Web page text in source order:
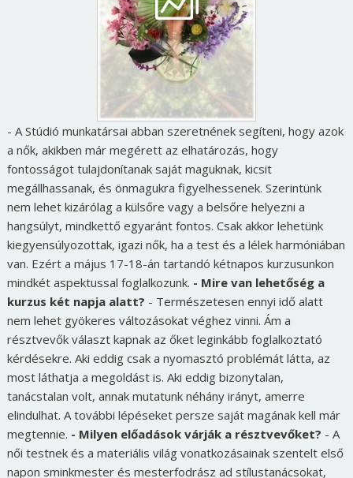
- A Stúdió munkatársai abban szeretnének segíteni, hogy azok
a nők, akikben már megérett az elhatározás, hogy
fontosságot tulajdonítanak saját maguknak, kicsit
megállhassanak, és önmagukra figyelhessenek. Szerintünk
nem lehet kizárólag a külsőre vagy a belsőre helyezni a
hangsúlyt, mindkettő egyaránt fontos. Csak akkor lehetünk
kiegyensúlyozottak, igazi nők, ha a test és a lélek harmóniában
van. Ezért a május 17-18-án tartandó kétnapos kurzusunkon
mindkét aspektussal foglalkozunk. - Mire van lehetőség a
kurzus két napja alatt? - Természetesen ennyi idő alatt
nem lehet gyökeres változásokat véghez vinni. Ám a
résztvevők választ kapnak az őket leginkább foglalkoztató
kérdésekre. Aki eddig csak a nyomasztó problémát látta, az
most láthatja a megoldást is. Aki eddig bizonytalan,
tanácstalan volt, annak mutatunk néhány irányt, amerre
elindulhat. A további lépéseket persze saját magának kell már
megtennie. - Milyen előadások várják a résztvevőket? - A
női testnek és a materiális világ vonatkozásainak szentelt első
napon sminkmester és mesterfodrász ad stílustanácsokat,